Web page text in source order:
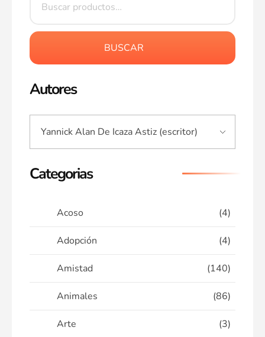
BUSCAR
Autores
Categorias
Acoso (4)
Adopción (4)
Amistad (140)
Animales (86)
Arte (3)